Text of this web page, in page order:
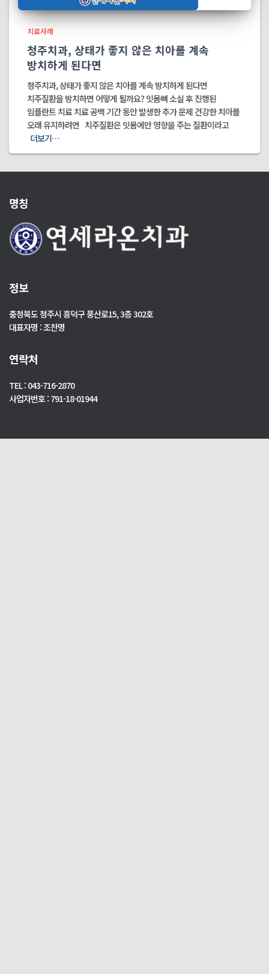
치료사례
청주치과, 상태가 좋지 않은 치아를 계속
방치하게 된다면
청주치과, 상태가 좋지 않은 치아를 계속 방치하게 된다면
치주질환을 방치하면 어떻게 될까요? 잇몸뼈 소실 후 진행된
임플란트 치료 치료 공백 기간 동안 발생한 추가 문제 건강한 치아를
오래 유지하려면 치주질환은 잇몸에만 영향을 주는 질환이라고
더보기…
명칭
정보
충청북도 청주시 흥덕구 풍산로15, 3층 302호
대표자명 : 조찬명
연락처
TEL : 043-716-2870
사업자번호 : 791-18-01944